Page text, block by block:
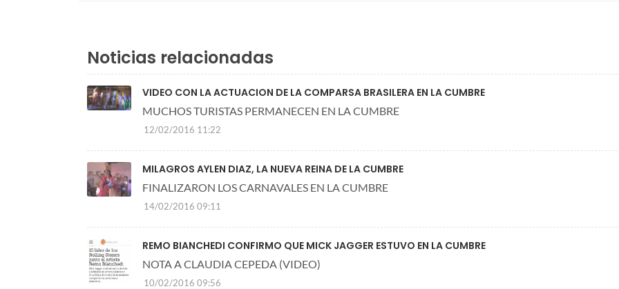
Noticias relacionadas
VIDEO CON LA ACTUACION DE LA COMPARSA BRASILERA EN LA CUMBRE
MUCHOS TURISTAS PERMANECEN EN LA CUMBRE
12/02/2016 11:22
MILAGROS AYLEN DIAZ, LA NUEVA REINA DE LA CUMBRE
FINALIZARON LOS CARNAVALES EN LA CUMBRE
14/02/2016 09:11
REMO BIANCHEDI CONFIRMO QUE MICK JAGGER ESTUVO EN LA CUMBRE
NOTA A CLAUDIA CEPEDA (VIDEO)
10/02/2016 09:56